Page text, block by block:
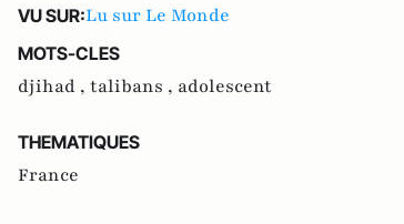
VU SUR:Lu sur Le Monde
MOTS-CLES
djihad , talibans , adolescent
THEMATIQUES
France